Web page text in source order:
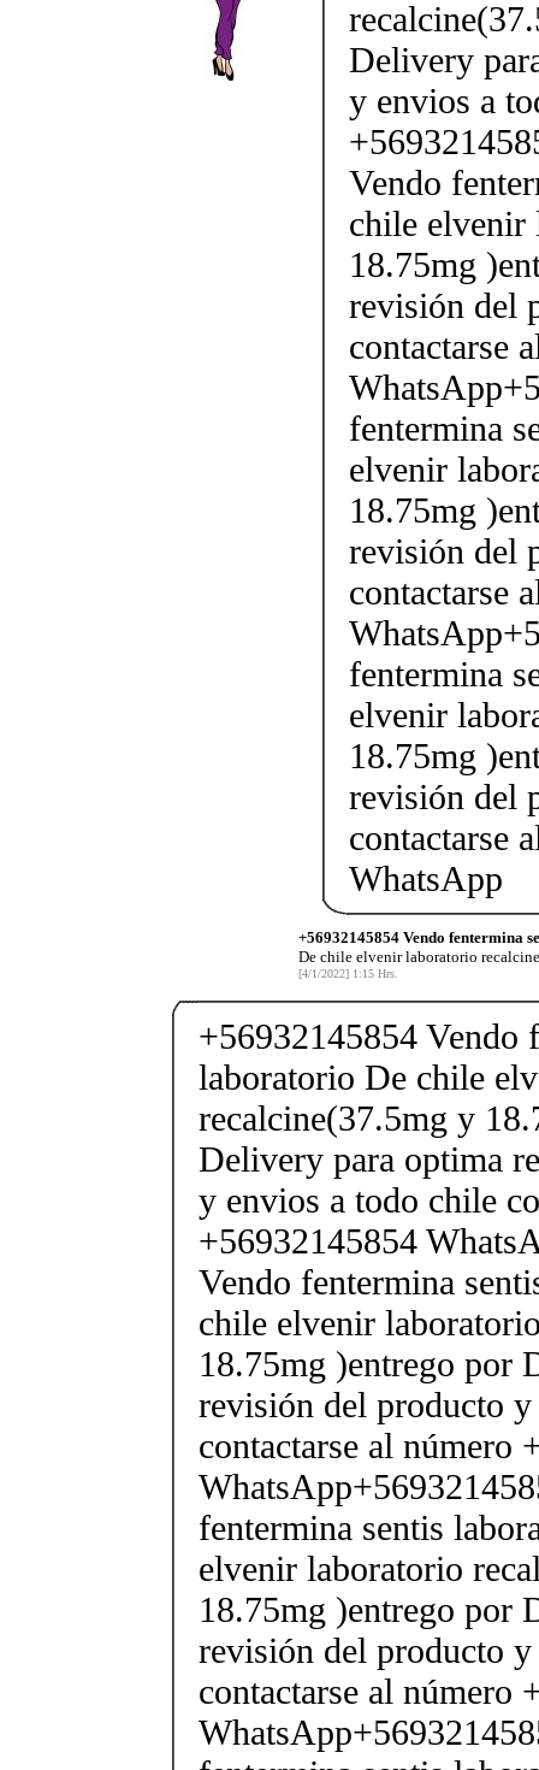
Delivery
y envios a
Vendo
chile elvenir
18.75mg
revisión del
contactarse
fentermina
elvenir
18.75mg
revisión del
contactarse
fentermina
elvenir
18.75mg
revisión del
contactarse
WhatsApp
+56932145854 Vendo fentermina
De chile elvenir laboratorio
[4/1/2022] 1:15 Hrs.
+56932145854 Vendo
laboratorio De chile
recalcine(37.5mg y
Delivery para optima
y envios a todo chile
+56932145854
Vendo fentermina
chile elvenir
18.75mg )entrego por
revisión del producto
contactarse al número
fentermina sentis
elvenir laboratorio
18.75mg )entrego por
revisión del producto
contactarse al número